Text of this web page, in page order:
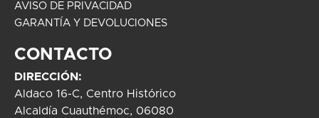
AVISO DE PRIVACIDAD
GARANTÍA Y DEVOLUCIONES
CONTACTO
DIRECCIÓN:
Aldaco 16-C, Centro Histórico
Alcaldía Cuauthémoc, 06080